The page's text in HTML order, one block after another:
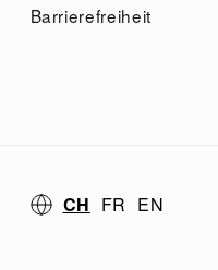
Barrierefreiheit
CH FR EN